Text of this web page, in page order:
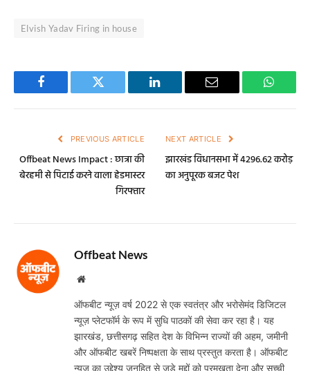
Elvish Yadav Firing in house
Facebook Twitter LinkedIn Email
PREVIOUS ARTICLE
Offbeat News Impact : छात्रा की
बेरहमी से पिटाई करने वाला हेडमास्टर
गिरफ्तार
NEXT ARTICLE
झारखंड विधानसभा में 4296.62 करोड़
का अनुपूरक बजट पेश
Offbeat News
Website
ऑफबीट न्यूज़ वर्ष 2022 से एक स्वतंत्र और भरोसेमंद डिजिटल
न्यूज़ प्लेटफॉर्म के रूप में सुधि पाठकों की सेवा कर रहा है। यह
झारखंड, छत्तीसगढ़ सहित देश के विभिन्न राज्यों की अहम, जमीनी
और ऑफबीट खबरें निष्पक्षता के साथ प्रस्तुत करता है। ऑफबीट
न्यूज़ का उद्देश्य जनहित से जुड़े मुद्दों को प्रमुखता देना और सच्ची